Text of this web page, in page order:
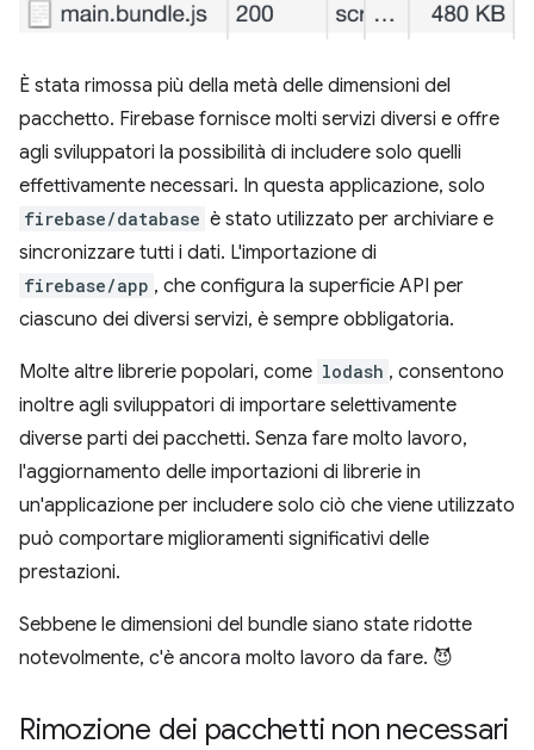
È stata rimossa più della metà delle dimensioni del
pacchetto. Firebase fornisce molti servizi diversi e offre
agli sviluppatori la possibilità di includere solo quelli
effettivamente necessari. In questa applicazione, solo
firebase/database è stato utilizzato per archiviare e
sincronizzare tutti i dati. L'importazione di
firebase/app , che configura la superficie API per
ciascuno dei diversi servizi, è sempre obbligatoria.
Molte altre librerie popolari, come lodash , consentono
inoltre agli sviluppatori di importare selettivamente
diverse parti dei pacchetti. Senza fare molto lavoro,
l'aggiornamento delle importazioni di librerie in
un'applicazione per includere solo ciò che viene utilizzato
può comportare miglioramenti significativi delle
prestazioni.
Sebbene le dimensioni del bundle siano state ridotte
notevolmente, c'è ancora molto lavoro da fare. 😈
Rimozione dei pacchetti non necessari